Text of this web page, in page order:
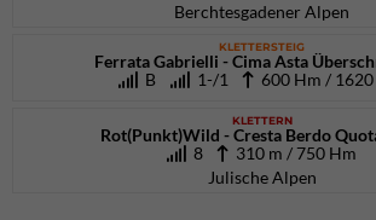
Berchtesgadener Alpen
KLETTERSTEIG
Ferrata Gabrielli - Cima Asta
B
1-/1 600 Hm /
KLETTERN
Rot(Punkt)Wild - Cresta Berdo
8
310 m / 750 Hm
Julische Alpen